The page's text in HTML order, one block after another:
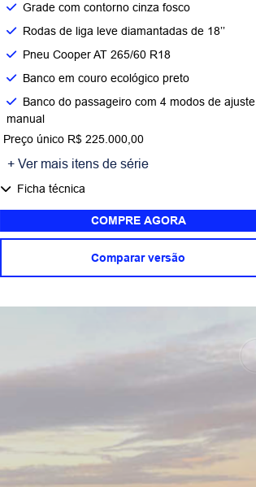
Grade com contorno cinza fosco​
Rodas de liga leve diamantadas de 18’’​
Pneu Cooper AT 265/60 R18​
Banco em couro ecológico preto​
Banco do passageiro com 4 modos de ajuste
manual ​
Preço único R$ 225.000,00
+ Ver mais itens de série
Ficha técnica
COMPRE AGORA
Comparar versão